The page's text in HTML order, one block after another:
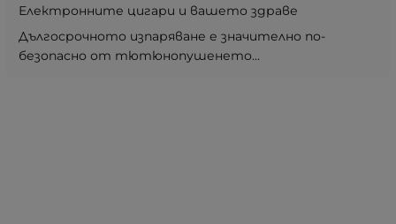
Електронните цигари и вашето здраве
Дългосрочното изпаряване е значително по-
безопасно от тютюнопушенето...